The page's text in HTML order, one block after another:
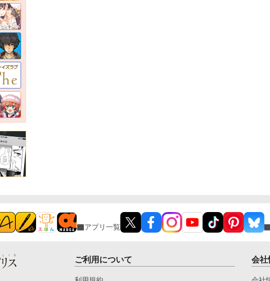
アプリ一覧
ご利用について 会社